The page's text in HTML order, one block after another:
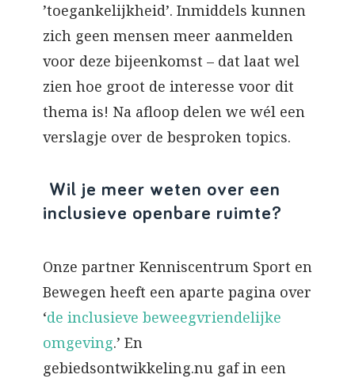
’toegankelijkheid’. Inmiddels kunnen
zich geen mensen meer aanmelden
voor deze bijeenkomst – dat laat wel
zien hoe groot de interesse voor dit
thema is! Na afloop delen we wél een
verslagje over de besproken topics.
Wil je meer weten over een
inclusieve openbare ruimte?
Onze partner Kenniscentrum Sport en
Bewegen heeft een aparte pagina over
‘de inclusieve beweegvriendelijke
omgeving.’ En
gebiedsontwikkeling.nu gaf in een